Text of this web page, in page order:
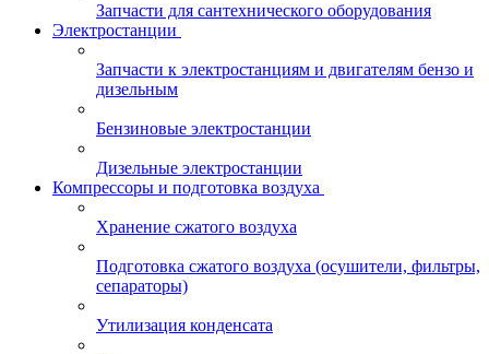
Запчасти для сантехнического оборудования
Электростанции
Запчасти к электростанциям и двигателям бензо и
дизельным
Бензиновые электростанции
Дизельные электростанции
Компрессоры и подготовка воздуха
Хранение сжатого воздуха
Подготовка сжатого воздуха (осушители, фильтры,
сепараторы)
Утилизация конденсата